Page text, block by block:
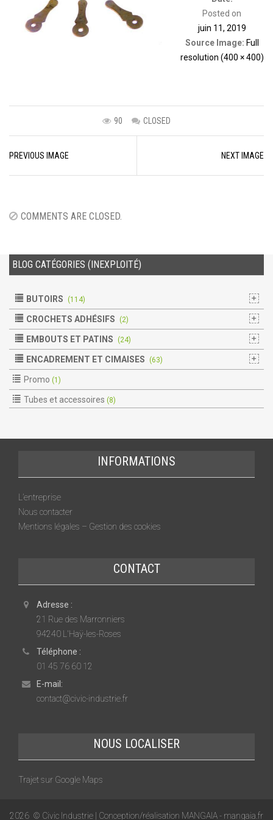
Posted on
juin 11, 2019
Source Image: Full
resolution (400 × 400)
90 CLOSED
navigation
PREVIOUS IMAGE NEXT IMAGE
COMMENTS ARE CLOSED.
BLOG CATÉGORIES (INEXPLOITÉ)
BUTOIRS (114)
CROCHETS ADHÉSIFS (2)
EMBOUTS ET PATINS (24)
ENCADREMENT ET CIMAISES (63)
Promo (1)
Tubes et accessoires (8)
INFORMATIONS
L’entreprise
Nous contacter
Mentions légales – Gestion des cookies
CONTACT
Adresse :
21 Rue des Marronniers
94240 L'Haÿ-les-Roses
Téléphone :
01 45 76 60 12
E-mail:
contact@civic-industrie.fr
NOUS LOCALISER
Trajet sur Google Maps
2026 © Civic Industrie | Conception/réalisation MANGAIA - mangaia.fr